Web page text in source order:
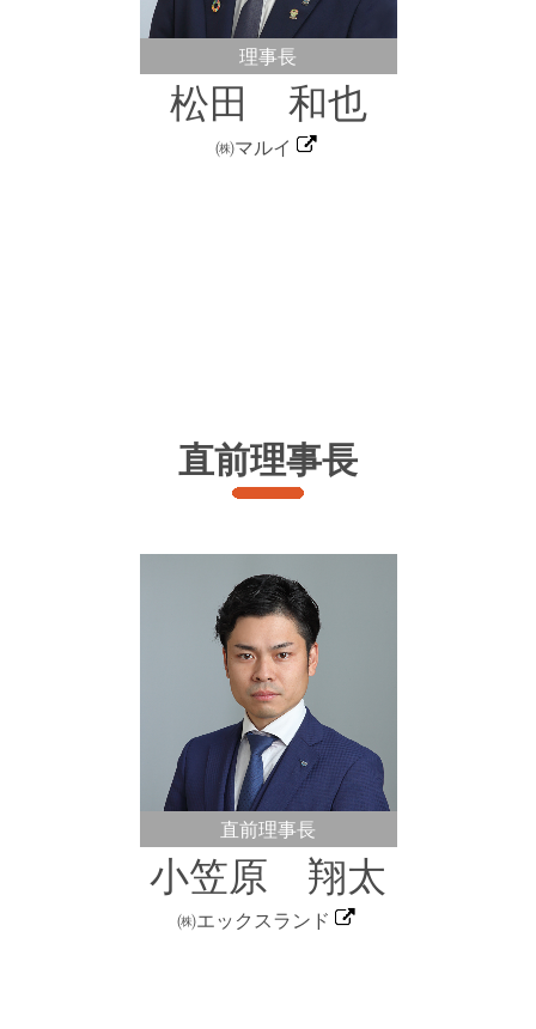
理事長
松田 和也
㈱マルイ
直前理事長
直前理事長
小笠原 翔太
㈱エックスランド